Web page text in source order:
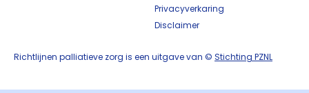
Privacyverkaring
Disclaimer
Richtlijnen palliatieve zorg is een uitgave van © Stichting PZNL